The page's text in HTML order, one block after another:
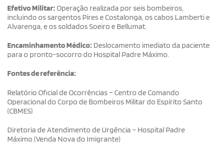
Efetivo Militar: Operação realizada por seis bombeiros,
incluindo os sargentos Pires e Costalonga, os cabos Lamberti e
Alvarenga, e os soldados Soeiro e Bellumat.
Encaminhamento Médico: Deslocamento imediato da paciente
para o pronto-socorro do Hospital Padre Máximo.
Fontes de referência:
Relatório Oficial de Ocorrências – Centro de Comando
Operacional do Corpo de Bombeiros Militar do Espírito Santo
(CBMES)
Diretoria de Atendimento de Urgência – Hospital Padre
Máximo (Venda Nova do Imigrante)